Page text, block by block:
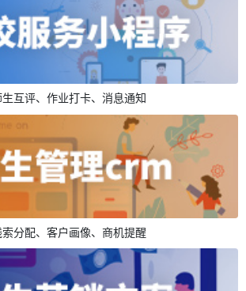
生互评、作业打卡、消息通知
分配、客户画像、商机提醒